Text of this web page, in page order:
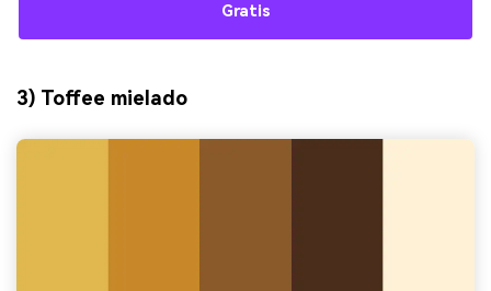
Gratis
3) Toffee mielado